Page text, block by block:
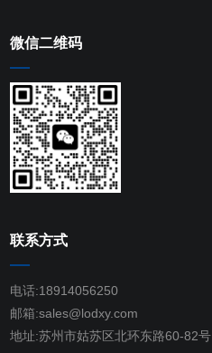
微信二维码
联系方式
电话:18914056250
邮箱:sales@lodxy.com
地址:苏州市姑苏区北环东路60-82号